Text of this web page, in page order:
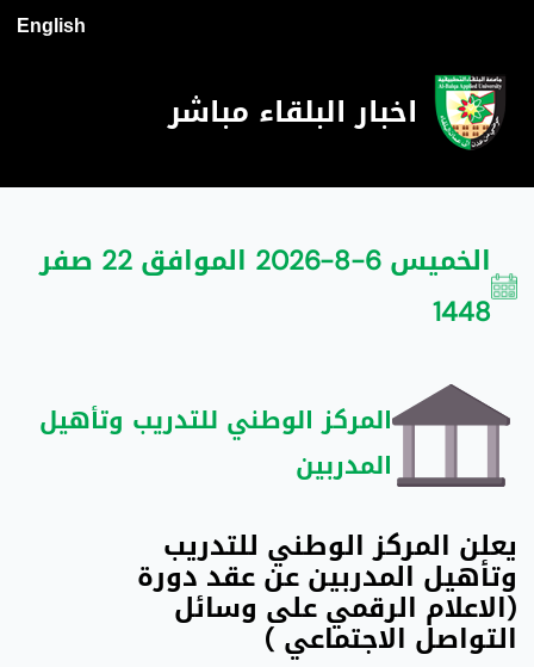
English
اخبار البلقاء مباشر
الخميس 6-8-2026 الموافق 22 صفر
1448
المركز الوطني للتدريب وتأهيل
المدربين
يعلن المركز الوطني للتدريب
وتأهيل المدربين عن عقد دورة
(الاعلام الرقمي على وسائل
التواصل الاجتماعي )